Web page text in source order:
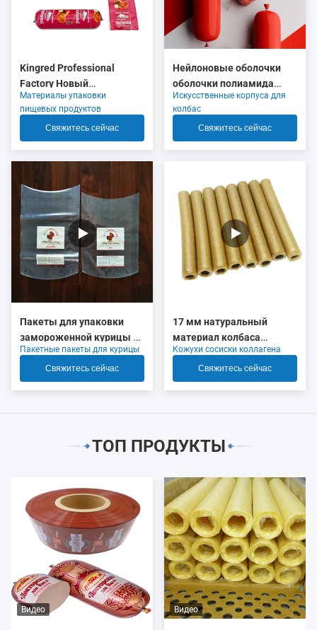
Kingred Professional
Factory Новый
полиамидный колбасный
корпус пластик пищевого
качества OEM
Материалы упаковки
пищевых продуктов
Свяжитесь сейчас
Нейлоновые оболочки
оболочки полиамида
красного цвета
сжимающиеся с 5 слоями
экструзии для упаковки
Искусственные корпуса для
колбас
Свяжитесь сейчас
Пакеты для упаковки
замороженной курицы с
логотипом, высокая
усадка
Пакетные пакеты для курицы
Свяжитесь сейчас
17 мм натуральный
материал колбаса
коллагеновые корпуса
Кожухи сосиски коллагена
Свяжитесь сейчас
ТОП ПРОДУКТЫ
Видео Видео